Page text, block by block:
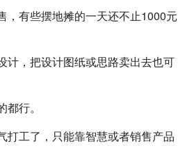
，有些摆地摊的一天还不止1000元
计，把设计图纸或思路卖出去也可
行。
打工了，只能靠智慧或者销售产品